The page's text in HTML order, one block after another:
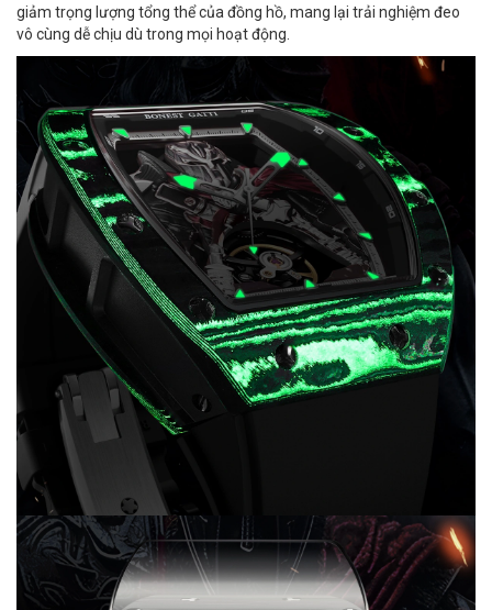
giảm trọng lượng tổng thể của đồng hồ, mang lại trải nghiệm đeo
vô cùng dễ chịu dù trong mọi hoạt động.